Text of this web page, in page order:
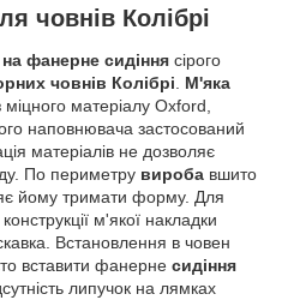
човнів Колібрі
фанерне сидіння сірого
човнів Колібрі. М'яка
міцного матеріалу Oxford,
наповнювача застосований
матеріалів не дозволяє
По периметру вироба вшито
йому тримати форму. Для
м'якої накладки
Встановлення в човен
вставити фанерне сидіння
липучок на лямках